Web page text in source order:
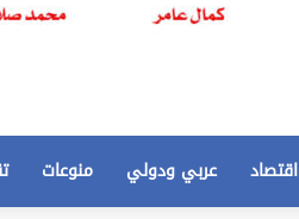
اقتصاد عربي ودولي منوعات